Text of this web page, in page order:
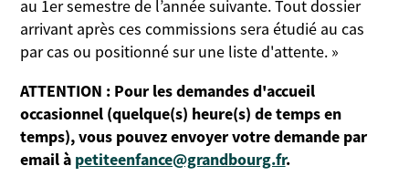
au 1er semestre de l’année suivante. Tout dossier
arrivant après ces commissions sera étudié au cas
par cas ou positionné sur une liste d'attente. »
ATTENTION : Pour les demandes d'accueil
occasionnel (quelque(s) heure(s) de temps en
temps), vous pouvez envoyer votre demande par
email à petiteenfance@grandbourg.fr.